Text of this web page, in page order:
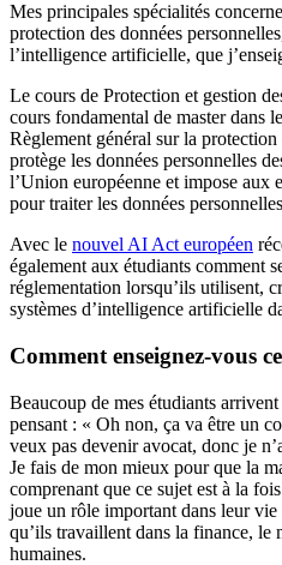
Mes principales spécialités
protection des données
l’intelligence artificielle, que
Le cours de Protection et gestion
cours fondamental de master dans
Règlement général sur la
protège les données personnelles
l’Union européenne et impose aux
pour traiter les données
Avec le nouvel AI Act européen
également aux étudiants comment
réglementation lorsqu’ils utilisent,
systèmes d’intelligence artificielle
Comment enseignez-vous
Beaucoup de mes étudiants
pensant : « Oh non, ça va être un
veux pas devenir avocat, donc je
Je fais de mon mieux pour que la
comprenant que ce sujet est à la
joue un rôle important dans leur
qu’ils travaillent dans la finance, le
humaines.